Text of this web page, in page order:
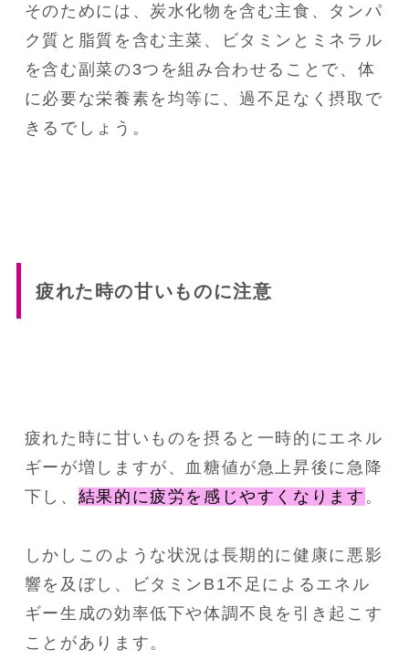
そのためには、炭水化物を含む主食、タンパ
ク質と脂質を含む主菜、ビタミンとミネラル
を含む副菜の3つを組み合わせることで、体
に必要な栄養素を均等に、過不足なく摂取で
きるでしょう。
疲れた時の甘いものに注意
疲れた時に甘いものを摂ると一時的にエネル
ギーが増しますが、血糖値が急上昇後に急降
下し、 結果的に疲労を感じやすくなります 。
しかしこのような状況は長期的に健康に悪影
響を及ぼし、ビタミンB1不足によるエネル
ギー生成の効率低下や体調不良を引き起こす
ことがあります。